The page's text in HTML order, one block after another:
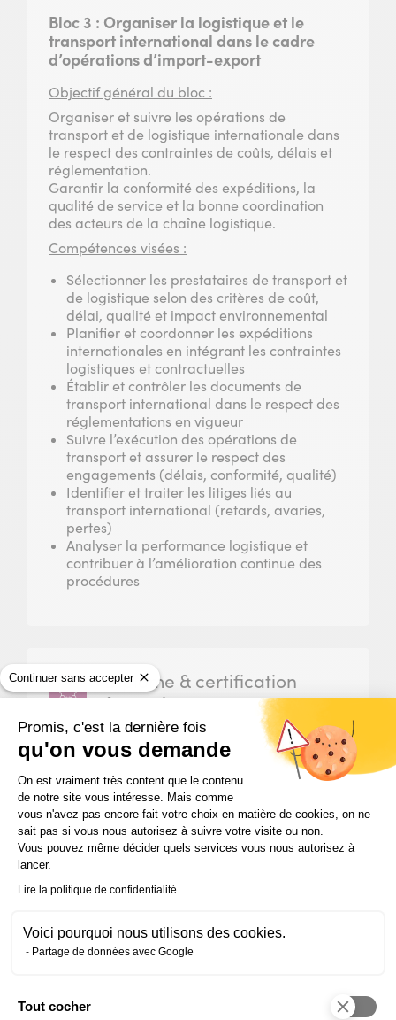
Continuer sans accepter
Promis, c'est la dernière fois
qu'on vous demande
Plateforme de Gestion du
On est vraiment très content que le contenu
de notre site vous intéresse. Mais comme
vous n'avez pas encore fait votre choix en matière de cookies, on ne
sait pas si vous nous autorisez à suivre votre visite ou non.
Vous pouvez même décider quels services vous nous autorisez à
lancer.
Lire la politique de confidentialité
Voici pourquoi nous utilisons des cookies.
Partage de données avec Google
Tout cocher
Bloc 3 : Organiser la logistique et le
transport international dans le cadre
d’opérations d’import-export
Objectif général du bloc :
Organiser et suivre les opérations de
transport et de logistique internationale dans
le respect des contraintes de coûts, délais et
réglementation.
Garantir la conformité des expéditions, la
qualité de service et la bonne coordination
des acteurs de la chaîne logistique.
Compétences visées :
Sélectionner les prestataires de transport et
de logistique selon des critères de coût,
délai, qualité et impact environnemental
Planifier et coordonner les expéditions
internationales en intégrant les contraintes
logistiques et contractuelles
Établir et contrôler les documents de
transport international dans le respect des
réglementations en vigueur
Suivre l’exécution des opérations de
transport et assurer le respect des
engagements (délais, conformité, qualité)
Identifier et traiter les litiges liés au
transport international (retards, avaries,
pertes)
Analyser la performance logistique et
contribuer à l’amélioration continue des
procédures
Diplôme & certification
formation
Certification RNCP niveau 5 (~bac+2)
Certification professionnelle Gestionnaire
import-export et logistique internationale de
niveau 5 (~bac+2), délivrée par ifocop,
enregistrée au Répertoire National des
Certifications Professionnelles le 01 avril 2026
sur décision de France Compétences.
34287